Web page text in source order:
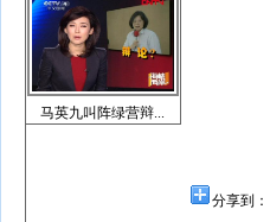
分享到：
马英九叫阵绿营辩...